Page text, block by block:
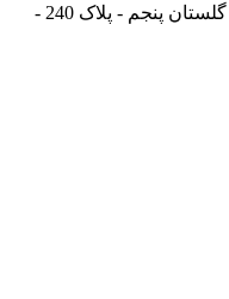
تهران - خیابان پاسداران - خیابان گلستان پنجم - پلاک 240 -